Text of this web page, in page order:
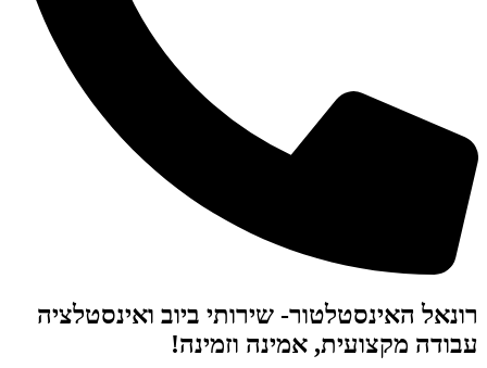
האינסטלטור- שירותי ביוב ואינסטלציה
מקצועית, אמינה וזמינה!